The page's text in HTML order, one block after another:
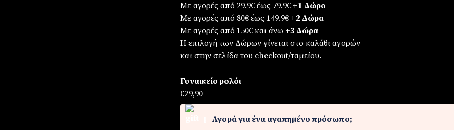
Με αγορές από 29.9€ έως 79.9€ +1 Δώρο
Με αγορές από 80€ έως 149.9€ +2 Δώρα
Με αγορές από 150€ και άνω +3 Δώρα
Η επιλογή των Δώρων γίνεται στο καλάθι αγορών
και στην σελίδα του checkout/ταμείου.
Γυναικείο ρολόι
€29,90
Αγορά για ένα αγαπημένο πρόσωπο;